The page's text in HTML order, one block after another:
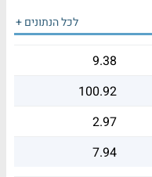
לכל הנתונים +
9.38
100.92
2.97
7.94